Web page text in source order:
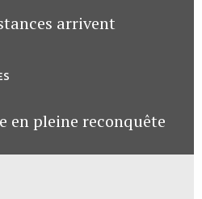
arrivent
en pleine reconquête